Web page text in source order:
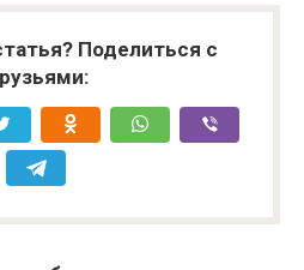
Поделиться с